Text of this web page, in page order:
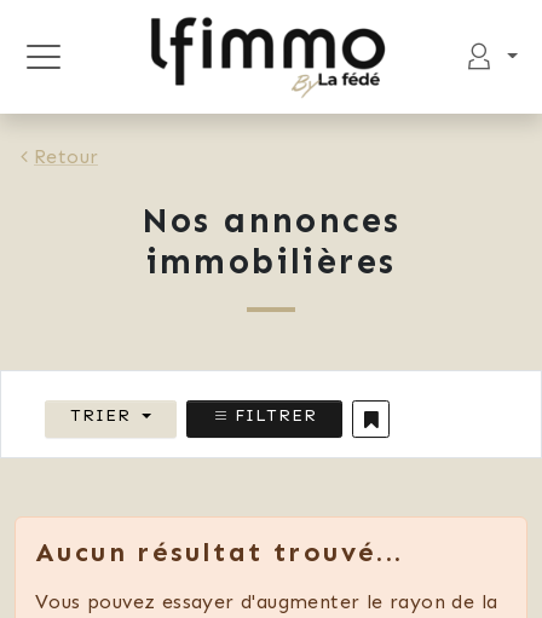
Retour
Nos annonces
immobilières
TRIER FILTRER
Aucun résultat trouvé...
Vous pouvez essayer d'augmenter le rayon de la